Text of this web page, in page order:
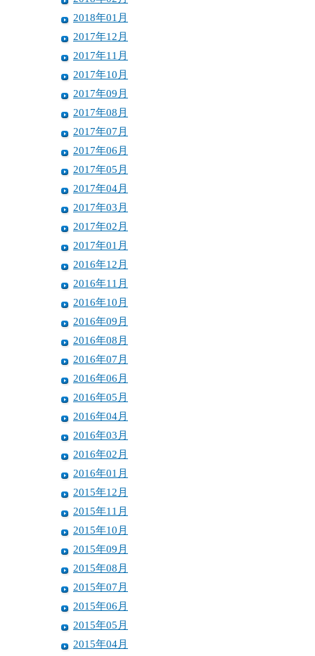
2018年01月
2017年12月
2017年11月
2017年10月
2017年09月
2017年08月
2017年07月
2017年06月
2017年05月
2017年04月
2017年03月
2017年02月
2017年01月
2016年12月
2016年11月
2016年10月
2016年09月
2016年08月
2016年07月
2016年06月
2016年05月
2016年04月
2016年03月
2016年02月
2016年01月
2015年12月
2015年11月
2015年10月
2015年09月
2015年08月
2015年07月
2015年06月
2015年05月
2015年04月